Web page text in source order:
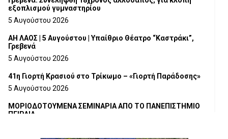
εξοπλισμού γυμναστηρίου
5 Αυγούστου 2026
ΑΗ ΛΑΟΣ | 5 Αυγούστου | Υπαίθριο Θέατρο “Καστράκι”,
Γρεβενά
5 Αυγούστου 2026
41η Γιορτή Κρασιού στο Τρίκωμο – «Γιορτή Παράδοσης»
5 Αυγούστου 2026
ΜΟΡΙΟΔΟΤΟΥΜΕΝΑ ΣΕΜΙΝΑΡΙΑ ΑΠΟ ΤΟ ΠΑΝΕΠΙΣΤΗΜΙΟ
ΠΕΙΡΑΙΑ